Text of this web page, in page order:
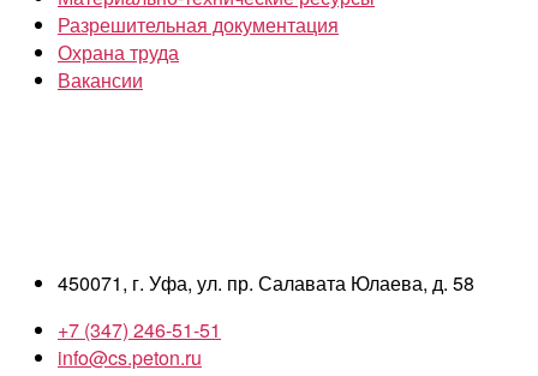
Разрешительная документация
Охрана труда
Вакансии
450071, г. Уфа, ул. пр. Салавата Юлаева, д. 58
+7 (347) 246-51-51
info@cs.peton.ru